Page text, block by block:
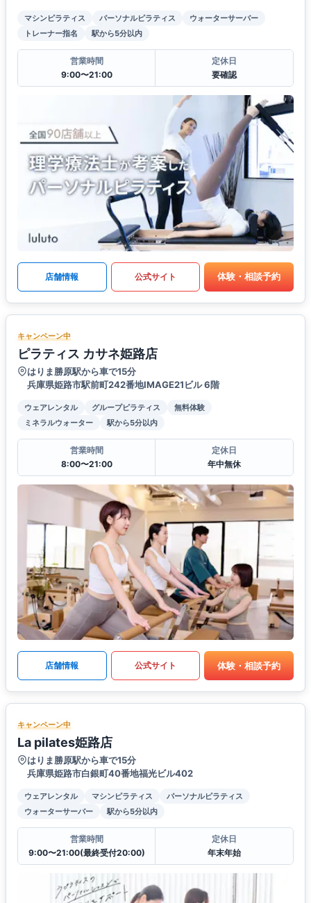
マシンピラティス パーソナルピラティス
ウォーターサーバー
トレーナー指名
駅から5分以内
営業時間
9:00〜21:00
定休日
要確認
店舗情報 公式サイト 体験・相談予約
キャンペーン中
ピラティス カサネ姫路店
はりま勝原駅から車で15分
兵庫県姫路市駅前町242番地IMAGE21ビル 6階
ウェアレンタル グループピラティス
無料体験
ミネラルウォーター
駅から5分以内
営業時間
8:00〜21:00
定休日
年中無休
店舗情報 公式サイト 体験・相談予約
キャンペーン中
La pilates姫路店
はりま勝原駅から車で15分
兵庫県姫路市白銀町40番地福光ビル402
ウェアレンタル マシンピラティス
パーソナルピラティス
ウォーターサーバー
駅から5分以内
営業時間
9:00〜21:00(最終受付20:00)
定休日
年末年始